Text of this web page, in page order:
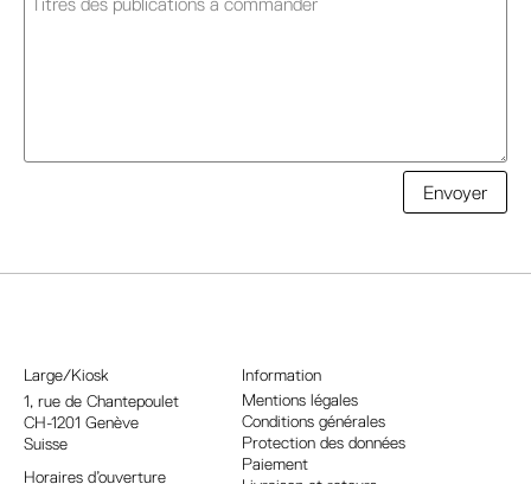
Envoyer
e
Large/Kiosk
1, rue de Chantepoulet
CH-1201 Genève
Suisse
Horaires d’ouverture
Information
Mentions légales
Conditions générales
Protection des données
Paiement